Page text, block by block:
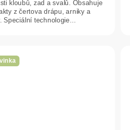
kloubů, zad a svalů. Obsahuje
z čertova drápu, arniky a
Speciální technologie...